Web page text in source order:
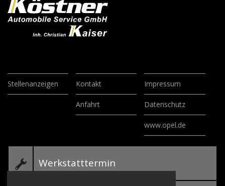
Stellenanzeigen Kontakt
Anfahrt
Impressum
Datenschutz
www.opel.de
Werkstatttermin